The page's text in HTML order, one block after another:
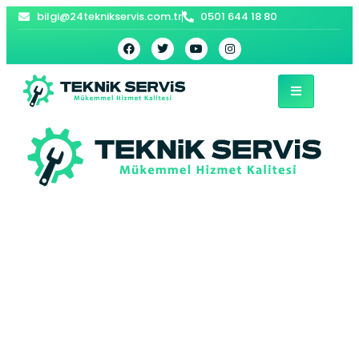
bilgi@24teknikservis.com.tr 0501 644 18 80